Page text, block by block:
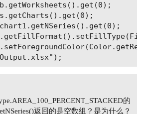
的
返回的是空数组？是为什么？